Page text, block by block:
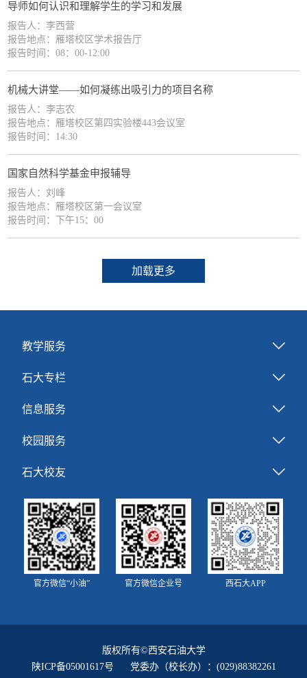
导师如何认识和理解学生的学习和发展
报告人：李西营
报告地点：雁塔校区学术报告厅
报告时间：08：00-12:00
机械大讲堂——如何凝练出吸引力的项目名称
报告人：李志农
报告地点：雁塔校区第四实验楼443会议室
报告时间：14:30
国家自然科学基金申报辅导
报告人：刘峰
报告地点：雁塔校区第一会议室
报告时间：下午15：00
加载更多
教学服务
石大专栏
信息服务
校园服务
石大校友
官方微信“小油” 官方微信企业号 西石大APP
版权所有©西安石油大学
陕ICP备05001617号 党委办（校长办）：(029)88382261